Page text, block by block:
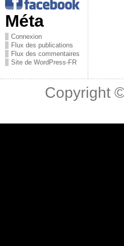
Méta
Connexion
Flux des publications
Flux des commentaires
Site de WordPress-FR
Copyright